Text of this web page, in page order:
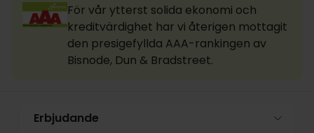
För vår ytterst solida ekonomi och
kreditvärdighet har vi återigen mottagit
den presigefyllda AAA-rankingen av
Bisnode, Dun & Bradstreet.
Erbjudande